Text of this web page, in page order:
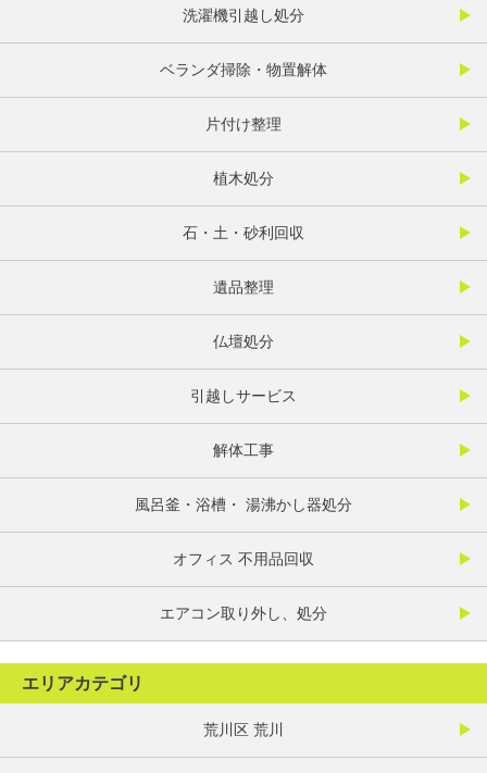
洗濯機引越し処分
ベランダ掃除・物置解体
片付け整理
植木処分
石・土・砂利回収
遺品整理
仏壇処分
引越しサービス
解体工事
風呂釜・浴槽・ 湯沸かし器処分
オフィス 不用品回収
エアコン取り外し、処分
エリアカテゴリ
荒川区 荒川